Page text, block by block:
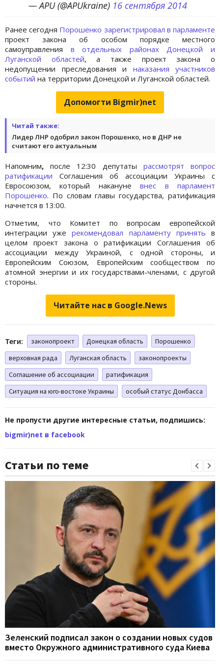
— APU (@APUkraine) 16 сентября 2014
Ранее сегодня Порошенко зарегистрировал в парламенте
проект закона об особом порядке местного
самоуправления в отдельных районах Донецкой и
Луганской областей, а также проект закона о
недопущении преследования и наказания участников
событий на территории Донецкой и Луганской областей.
Допомогти Bigmir)net
Читай также:
Лидер ЛНР одобрил закон Порошенко, но в ДНР не
считают его актуальным
Напомним, после 12:30 депутаты рассмотрят вопрос
ратификации Соглашения об ассоциации Украины с
Евросоюзом, который накануневнес в парламент
Порошенко. По словам главы государства, ратификация
начнется в 13:00.
Отметим, что Комитет по вопросам европейской
интеграции ужерекомендовал парламенту принять в
целом проект закона о ратификации Соглашения об
ассоциации между Украиной, с одной стороны, и
Европейским Союзом, Европейским сообществом по
атомной энергии и их государствами-членами, с другой
стороны.
Читайте нас в Google.News
Теги: законопроект Донецкая область
Порошенко
верховная рада
Луганская область
законопроекты
Соглашение об ассоциации
ратификация
Ситуация на юго-востоке Украины
особый статус Донбасса
Не пропусти другие интересные статьи, подпишись:
bigmir)net в facebook
Статьи по теме
Зеленский подписал закон о создании новых судов
вместо Окружного административного суда Киева